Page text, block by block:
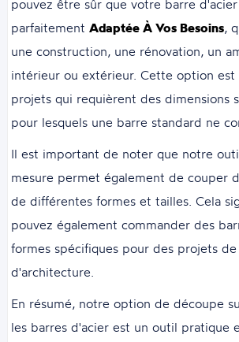
pouvez être sûr que votre barre
parfaitementAdaptée À Vos Besoins,
une construction, une rénovation, un
intérieur ou extérieur. Cette option est
projets qui requièrent des dimensions
pour lesquels une barre standard ne
Il est important de noter que notre
mesure permet également de couper
de différentes formes et tailles. Cela
pouvez également commander des
formes spécifiques pour des projets
d'architecture.
En résumé, notre option de découpe
les barres d'acier est un outil pratique